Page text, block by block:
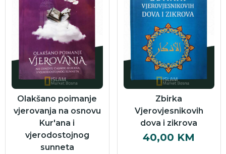
Olakšano poimanje
vjerovanja na osnovu
Kur'ana i
vjerodostojnog
sunneta
Zbirka
Vjerovjesnikovih
dova i zikrova
40,00 KM